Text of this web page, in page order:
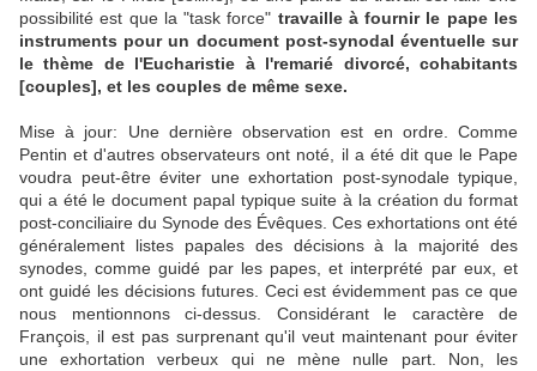
possibilité est que la "task force" travaille à fournir le pape les
instruments pour un document post-synodal éventuelle sur
le thème de l'Eucharistie à l'remarié divorcé, cohabitants
[couples], et les couples de même sexe.
Mise à jour: Une dernière observation est en ordre.
Comme
Pentin et d'autres observateurs ont noté, il a été dit que le Pape
voudra peut-être éviter une exhortation post-synodale typique,
qui a été le document papal typique suite à la création du format
post-conciliaire du Synode des Évêques. Ces exhortations ont été
généralement listes papales des décisions à la majorité des
synodes, comme guidé par les papes, et interprété par eux, et
ont guidé les décisions futures. Ceci est évidemment pas ce que
nous mentionnons ci-dessus.
Considérant le caractère de
François, il est pas surprenant qu'il veut maintenant pour éviter
une exhortation verbeux qui ne mène nulle part.
Non, les